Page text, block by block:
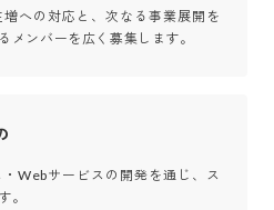
への対応と、次なる事業展開を
メンバーを広く募集します。
Webサービスの開発を通じ、ス
。